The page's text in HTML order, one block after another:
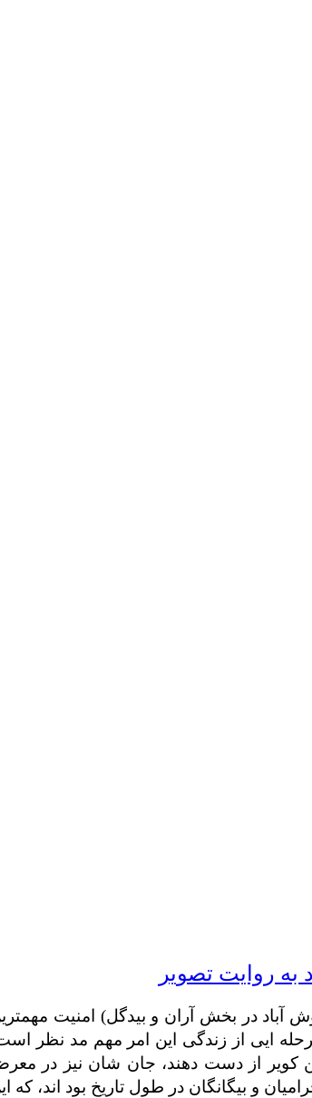
به روایت تصویر
آباد در بخش آران و بیدگل) امنیت
ایی از زندگی این امر مهم مد نظر
کویر از دست دهند، جان شان نیز در
و بیگانگان در طول تاریخ بود اند، که